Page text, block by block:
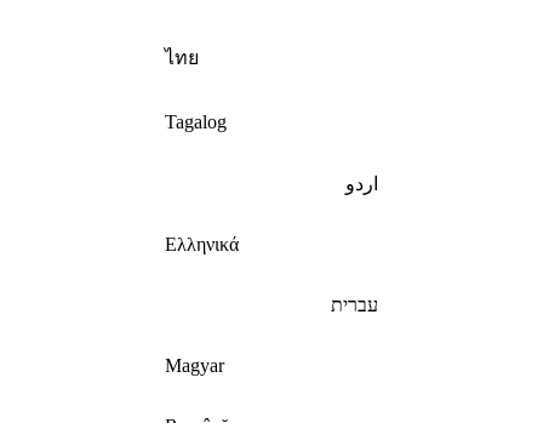
ไทย
Tagalog
اردو
Ελληνικά
עברית
Magyar